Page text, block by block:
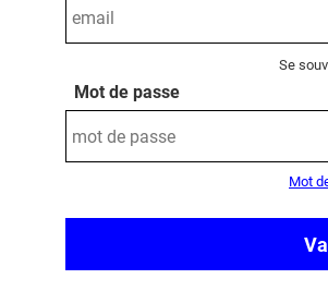
Se
Mot de passe
Mot